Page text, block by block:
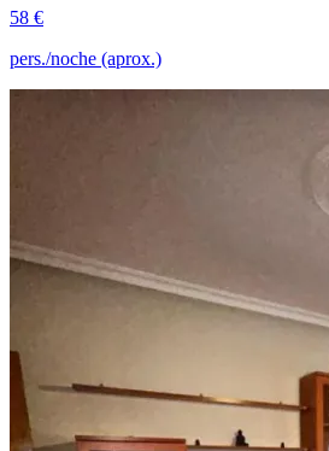
58 €
pers./noche (aprox.)